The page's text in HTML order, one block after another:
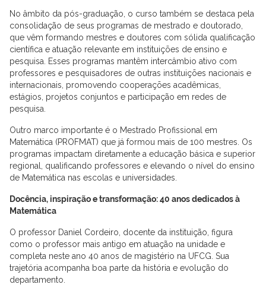
No âmbito da pós-graduação, o curso também se destaca pela
consolidação de seus programas de mestrado e doutorado,
que vêm formando mestres e doutores com sólida qualificação
científica e atuação relevante em instituições de ensino e
pesquisa. Esses programas mantêm intercâmbio ativo com
professores e pesquisadores de outras instituições nacionais e
internacionais, promovendo cooperações acadêmicas,
estágios, projetos conjuntos e participação em redes de
pesquisa.
Outro marco importante é o Mestrado Profissional em
Matemática (PROFMAT) que já formou mais de 100 mestres. Os
programas impactam diretamente a educação básica e superior
regional, qualificando professores e elevando o nível do ensino
de Matemática nas escolas e universidades.
Docência, inspiração e transformação: 40 anos dedicados à
Matemática
O professor Daniel Cordeiro, docente da instituição, figura
como o professor mais antigo em atuação na unidade e
completa neste ano 40 anos de magistério na UFCG. Sua
trajetória acompanha boa parte da história e evolução do
departamento.